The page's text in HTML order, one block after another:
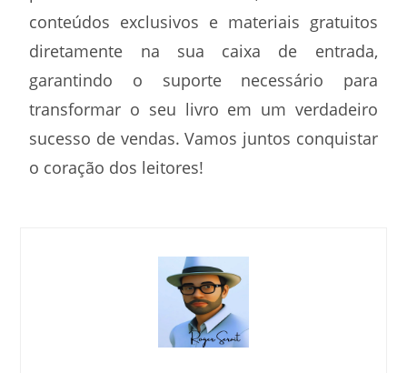
conteúdos exclusivos e materiais gratuitos
diretamente na sua caixa de entrada,
garantindo o suporte necessário para
transformar o seu livro em um verdadeiro
sucesso de vendas. Vamos juntos conquistar
o coração dos leitores!